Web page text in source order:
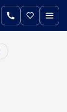
3 160 800 руб.